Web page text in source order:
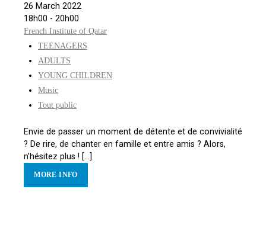
26 March 2022
18h00 - 20h00
French Institute of Qatar
TEENAGERS
ADULTS
YOUNG CHILDREN
Music
Tout public
Envie de passer un moment de détente et de convivialité
? De rire, de chanter en famille et entre amis ? Alors,
n’hésitez plus ! [...]
MORE INFO